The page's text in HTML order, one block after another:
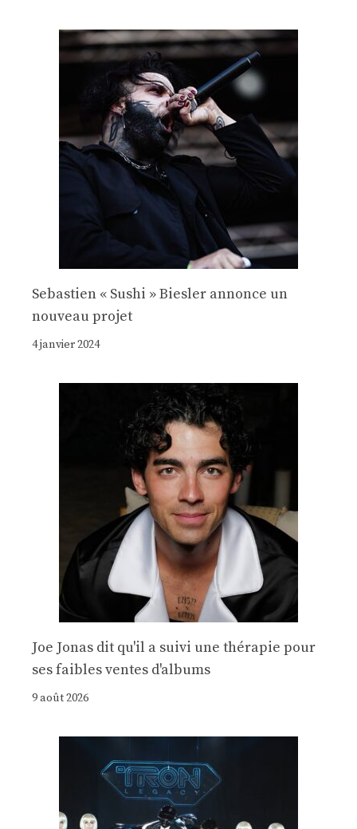
Sebastien « Sushi » Biesler annonce un
nouveau projet
4 janvier 2024
Joe Jonas dit qu'il a suivi une thérapie pour
ses faibles ventes d'albums
9 août 2026